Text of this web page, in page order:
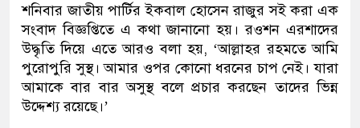
শনিবার জাতীয় পার্টির ইকবাল হোসেন রাজুর সই করা এক
সংবাদ বিজ্ঞপ্তিতে এ কথা জানানো হয়। রওশন এরশাদের
উদ্ধৃতি দিয়ে এতে আরও বলা হয়, ‘আল্লাহর রহমতে আমি
পুরোপুরি সুস্থ। আমার ওপর কোনো ধরনের চাপ নেই। যারা
আমাকে বার বার অসুস্থ বলে প্রচার করছেন তাদের ভিন্ন
উদ্দেশ্য রয়েছে।’